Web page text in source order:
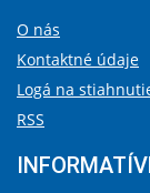
O nás
Kontaktné údaje
Logá na
RSS